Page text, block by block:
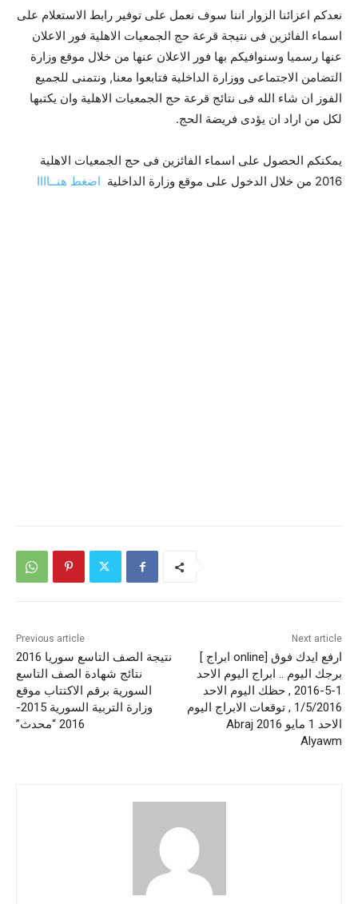
نعدكم اعزائنا الزوار اننا سوف نعمل على توفير رابط الاستعلام على
اسماء الفائزين فى نتيجة قرعة حج الجمعيات الاهلية فور الاعلان
عنها رسميا وسنوافيكم بها فور الاعلان عنها من خلال موقع وزارة
التضامن الاجتماعى ووزارة الداخلية فتابعوا معنا, ونتمنى للجميع
الفوز ان شاء الله فى نتائج قرعة حج الجمعيات الاهلية وان يكتبها
لكل من اراد ان يؤدى فريضة الحج.
يمكنكم الحصول على اسماء الفائزين فى حج الجمعيات الاهلية
2016 من خلال الدخول على موقع وزارة الداخلية
اضغط هنــاااا
Previous article
نتيجة الصف التاسع سوريا 2016
نتائج شهادة الصف التاسع
السورية برقم الاكتتاب موقع
وزارة التربية السورية 2015-
2016 “محدث”
Next article
ارفع ايدك فوق [online ابراج ]
برجك اليوم .. ابراج اليوم الاحد
1-5-2016 , حظك اليوم الاحد
1/5/2016 , توقعات الابراج اليوم
الاحد 1 مايو 2016 Abraj
Alyawm